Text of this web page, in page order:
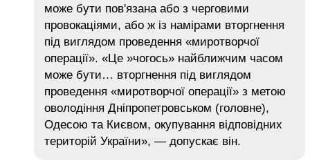
може бути пов'язана або з черговими
провокаціями, або ж із намірами вторгнення
під виглядом проведення «миротворчої
операції». «Це »чогось» найближчим часом
може бути… вторгнення під виглядом
проведення «миротворчої операції» з метою
оволодіння Дніпропетровськом (головне),
Одесою та Києвом, окупування відповідних
територій України», — допускає він.